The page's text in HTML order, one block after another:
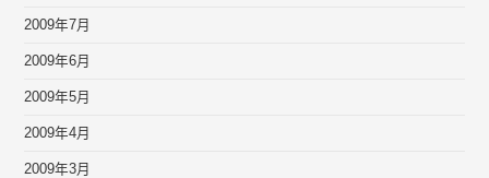
2009年7月
2009年6月
2009年5月
2009年4月
2009年3月